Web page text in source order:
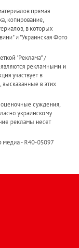
прямая
копирование,
в которых
и "Украинская Фото
"Реклама" /
рекламными и
участвует в
высказанные в этих
оценочные суждения,
украинскому
рекламы несет
медиа - R40-05097